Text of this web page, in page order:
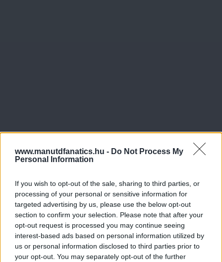
www.manutdfanatics.hu - Do Not Process My
Personal Information
If you wish to opt-out of the sale, sharing to third parties, or
processing of your personal or sensitive information for
targeted advertising by us, please use the below opt-out
section to confirm your selection. Please note that after your
opt-out request is processed you may continue seeing
interest-based ads based on personal information utilized by
us or personal information disclosed to third parties prior to
your opt-out. You may separately opt-out of the further